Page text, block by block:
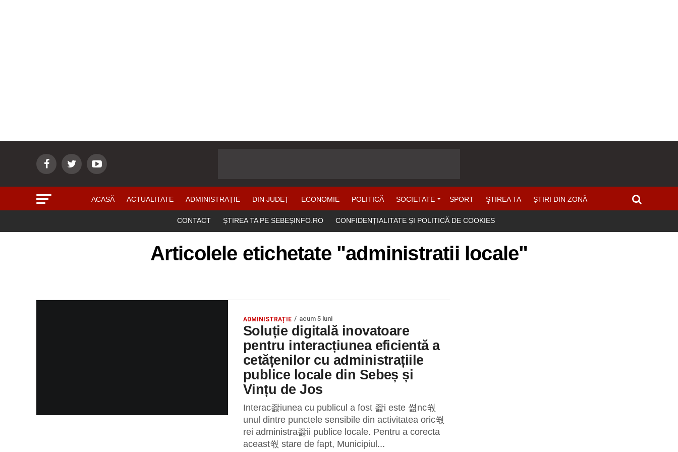
ACASĂ ACTUALITATE ADMINISTRAȚIE DIN JUDEȚ ECONOMIE POLITICĂ SOCIETATE SPORT ŞTIREA TA ȘTIRI DIN ZONĂ
CONTACT ȘTIREA TA PE SEBEȘINFO.RO CONFIDENȚIALITATE ȘI POLITICĂ DE COOKIES
Articolele etichetate "administratii locale"
ADMINISTRAȚIE acum 5 luni
Soluție digitală inovatoare
pentru interacțiunea eficientă a
cetățenilor cu administrațiile
publice locale din Sebeș și
Vințu de Jos
Interac좛iunea cu publicul a fost 좙i este 쎮nc쒃
unul dintre punctele sensibile din activitatea oric쒃
rei administra좛ii publice locale. Pentru a corecta
aceast쒃 stare de fapt, Municipiul...